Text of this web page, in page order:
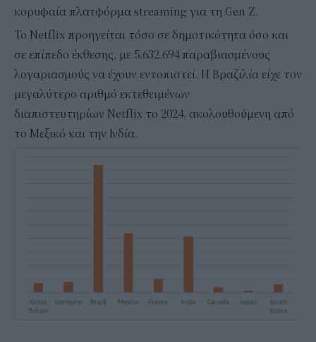
κορυφαία πλατφόρμα streaming για τη Gen Z.
Το Netflix προηγείται τόσο σε δημοτικότητα όσο και
σε επίπεδο έκθεσης, με 5.632.694 παραβιασμένους
λογαριασμούς να έχουν εντοπιστεί. Η Βραζιλία είχε τον
μεγαλύτερο αριθμό εκτεθειμένων
διαπιστευτηρίων Netflix το 2024, ακολουθούμενη από
το Μεξικό και την Ινδία.